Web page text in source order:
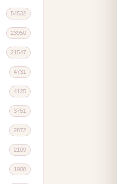
54532
23950
21547
4731
4125
3751
2872
2109
1908